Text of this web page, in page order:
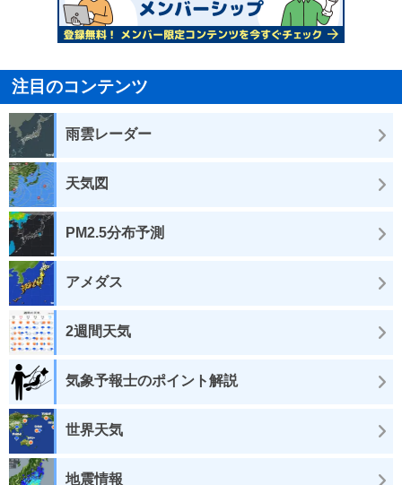
注目のコンテンツ
雨雲レーダー
天気図
PM2.5分布予測
アメダス
2週間天気
気象予報士のポイント解説
世界天気
地震情報